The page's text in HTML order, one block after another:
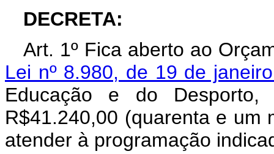
DECRETA:
Art. 1º Fica aberto ao
Lei nº 8.980, de 19 de
Educação e do
R$41.240,00 (quarenta e um
atender à programação